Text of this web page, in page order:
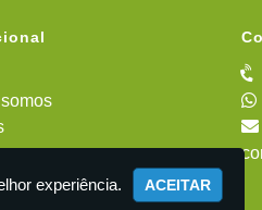
cliente
experiência. ACEITAR